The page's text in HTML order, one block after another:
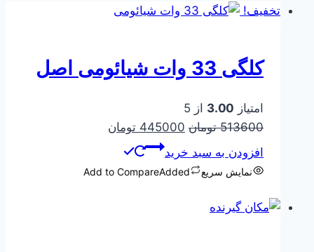
تخفیف!
کلگی 33 وات شیائومی اصل
امتیاز 3.00 از 5
513600 تومان قیمت
اصلی
513600 تومان
445000 تومان
افزودن به سبد خرید
نمایش سریع Add to CompareAdded